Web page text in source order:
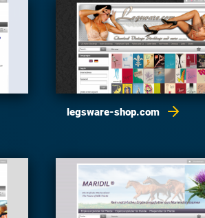
legsware-shop.com